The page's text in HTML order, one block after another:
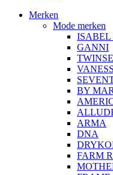
Merken
Mode merken
GANNI
BY
ARMA
DNA
FARM